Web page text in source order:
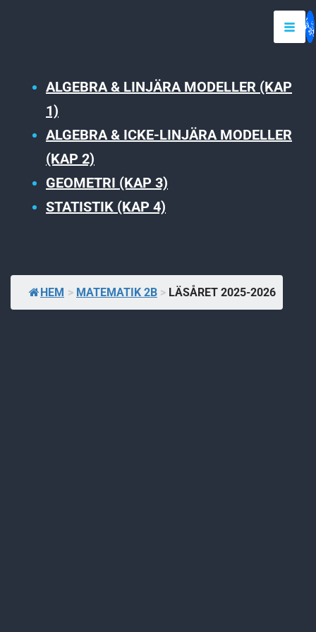
ALGEBRA & LINJÄRA MODELLER (KAP
1)
ALGEBRA & ICKE-LINJÄRA MODELLER
(KAP 2)
GEOMETRI (KAP 3)
STATISTIK (KAP 4)
HEM > MATEMATIK 2B > LÄSÅRET 2025-2026